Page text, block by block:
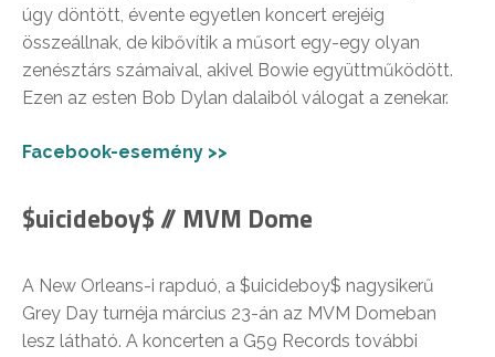
úgy döntött, évente egyetlen koncert erejéig
összeállnak, de kibővítik a műsort egy-egy olyan
zenésztárs számaival, akivel Bowie együttműködött.
Ezen az esten Bob Dylan dalaiból válogat a zenekar.
Facebook-esemény >>
$uicideboy$ // MVM Dome
A New Orleans-i rapduó, a $uicideboy$ nagysikerű
Grey Day turnéja március 23-án az MVM Domeban
lesz látható. A koncerten a G59 Records további